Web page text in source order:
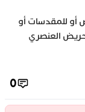
أو للمقدسات أو
العنصري
0